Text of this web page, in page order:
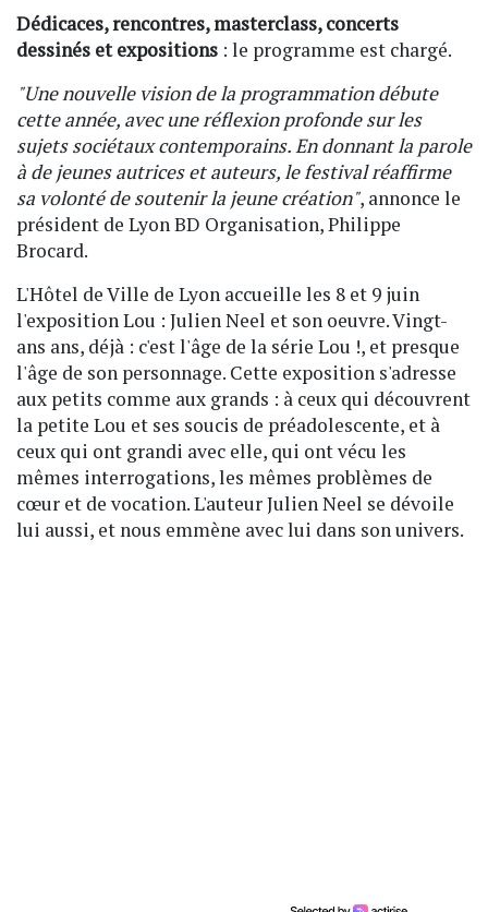
Dédicaces, rencontres, masterclass, concerts
dessinés et expositions : le programme est chargé.
"Une nouvelle vision de la programmation débute
cette année, avec une réflexion profonde sur les
sujets sociétaux contemporains. En donnant la parole
à de jeunes autrices et auteurs, le festival réaffirme
sa volonté de soutenir la jeune création", annonce le
président de Lyon BD Organisation, Philippe
Brocard.
L'Hôtel de Ville de Lyon accueille les 8 et 9 juin
l'exposition Lou : Julien Neel et son oeuvre. Vingt-
ans ans, déjà : c'est l'âge de la série Lou !, et presque
l'âge de son personnage. Cette exposition s'adresse
aux petits comme aux grands : à ceux qui découvrent
la petite Lou et ses soucis de préadolescente, et à
ceux qui ont grandi avec elle, qui ont vécu les
mêmes interrogations, les mêmes problèmes de
cœur et de vocation. L'auteur Julien Neel se dévoile
lui aussi, et nous emmène avec lui dans son univers.